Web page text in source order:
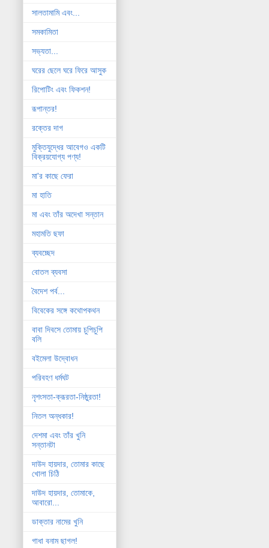
সালতামামি এবং...
সমকামিতা
সভ্যতা...
ঘরের ছেলে ঘরে ফিরে আসুক
রিপোটিং এবং ফিকশন!
রূপান্তর!
রক্তের দাগ
মুক্তিযুদ্ধের আবেগও একটি
বিক্রয়যোগ্য পণ্য!
মা'র কাছে ফেরা
মা হাতি
মা এবং তাঁর অদেখা সন্তান
মহামতি ছফা
ব্যবচ্ছেদ
বোতল ব্যবসা
বৈদেশ পর্ব...
বিবেকের সঙ্গে কথোপকথন
বাবা দিবসে তোমায় চুপিচুপি
বলি
বইমেলা উদ্বোধন
পরিবহণ ধর্মঘট
নৃশংসতা-ক্রূরতা-নিষ্ঠুরতা!
নিতল অন্ধকার!
দেশমা এবং তাঁর খুনি
সন্তানটা
দাউদ হায়দার, তোমার কাছে
খোলা চিঠি
দাউদ হায়দার, তোমাকে,
আবারো...
ডাক্তার নামের খুনি
গাধা বনাম ছাগল!